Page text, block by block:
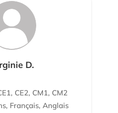
D.
CE2, CM1, CM2
Français, Anglais